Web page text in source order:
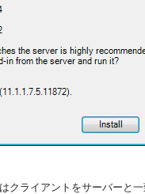
クライアントをサーバーと